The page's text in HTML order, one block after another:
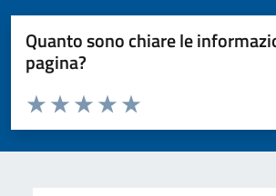
Quanto sono chiare le
pagina?
Valuta da 1 a 5 stelle la pagina
Valuta 5 stelle su 5
Valuta 4 stelle su 5
Valuta 3 stelle su 5
Valuta 2 stelle su 5
Valuta 1 stelle su 5